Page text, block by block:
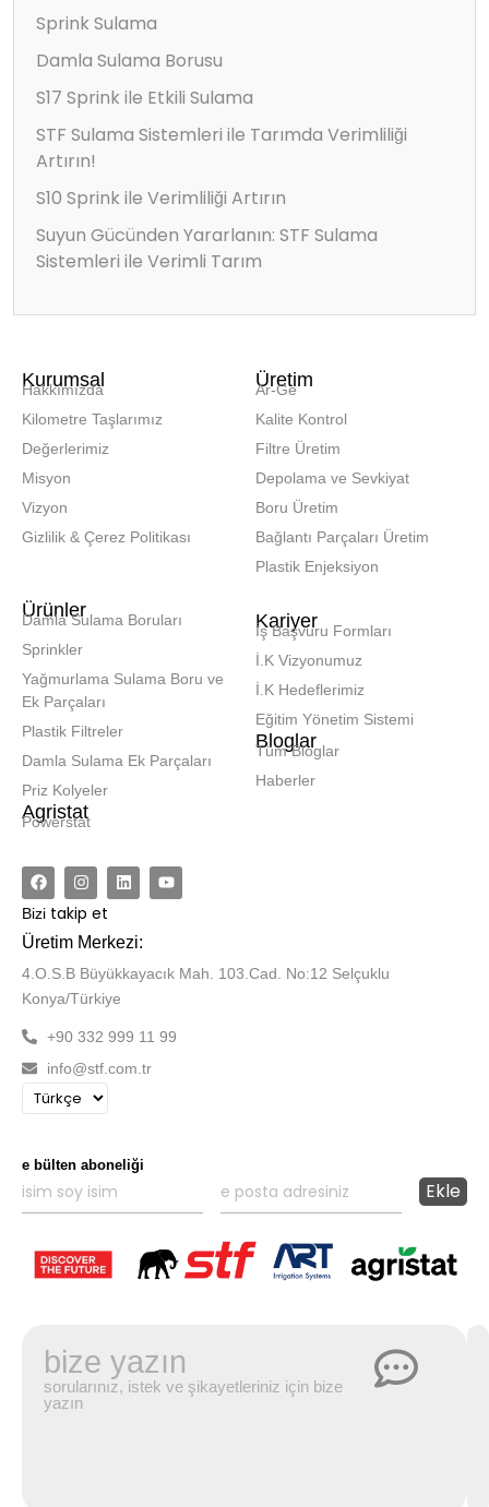
Sprink Sulama
Damla Sulama Borusu
S17 Sprink ile Etkili Sulama
STF Sulama Sistemleri ile Tarımda Verimliliği
Artırın!
S10 Sprink ile Verimliliği Artırın
Suyun Gücünden Yararlanın: STF Sulama
Sistemleri ile Verimli Tarım
Kurumsal
Hakkımızda
Kilometre Taşlarımız
Değerlerimiz
Misyon
Vizyon
Gizlilik & Çerez Politikası
Üretim
Ar-Ge
Kalite Kontrol
Filtre Üretim
Depolama ve Sevkiyat
Boru Üretim
Bağlantı Parçaları Üretim
Plastik Enjeksiyon
Ürünler
Damla Sulama Boruları
Sprinkler
Yağmurlama Sulama Boru ve
Ek Parçaları
Plastik Filtreler
Damla Sulama Ek Parçaları
Priz Kolyeler
Agristat
Powerstat
Kariyer
İş Başvuru Formları
İ.K Vizyonumuz
İ.K Hedeflerimiz
Eğitim Yönetim Sistemi
Bloglar
Tüm Bloglar
Haberler
Bizi takip et
Üretim Merkezi:
4.O.S.B Büyükkayacık Mah. 103.Cad. No:12 Selçuklu
Konya/Türkiye
+90 332 999 11 99
info@stf.com.tr
e bülten aboneliği
bize yazın
sorularınız, istek ve şikayetleriniz için bize
yazın